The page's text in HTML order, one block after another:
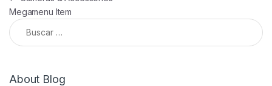
Megamenu Item
Buscar:
About Blog